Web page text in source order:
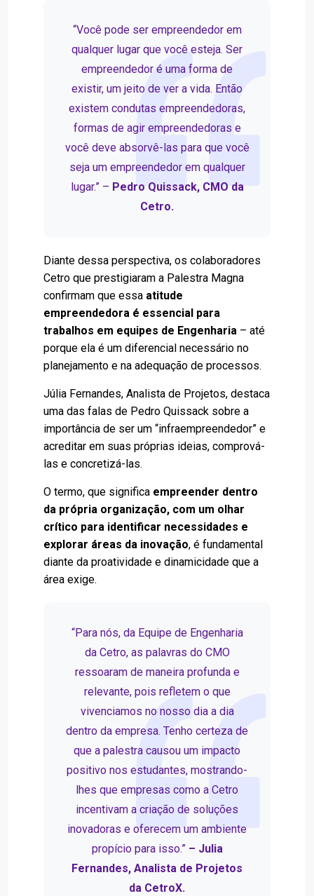
“Você pode ser empreendedor em
qualquer lugar que você esteja. Ser
empreendedor é uma forma de
existir, um jeito de ver a vida. Então
existem condutas empreendedoras,
formas de agir empreendedoras e
você deve absorvê-las para que você
seja um empreendedor em qualquer
lugar.” – Pedro Quissack, CMO da
Cetro.
Diante dessa perspectiva, os colaboradores
Cetro que prestigiaram a Palestra Magna
confirmam que essa atitude
empreendedora é essencial para
trabalhos em equipes de Engenharia – até
porque ela é um diferencial necessário no
planejamento e na adequação de processos.
Júlia Fernandes, Analista de Projetos, destaca
uma das falas de Pedro Quissack sobre a
importância de ser um “infraempreendedor” e
acreditar em suas próprias ideias, comprová-
las e concretizá-las.
O termo, que significa empreender dentro
da própria organização, com um olhar
crítico para identificar necessidades e
explorar áreas da inovação, é fundamental
diante da proatividade e dinamicidade que a
área exige.
“Para nós, da Equipe de Engenharia
da Cetro, as palavras do CMO
ressoaram de maneira profunda e
relevante, pois refletem o que
vivenciamos no nosso dia a dia
dentro da empresa. Tenho certeza de
que a palestra causou um impacto
positivo nos estudantes, mostrando-
lhes que empresas como a Cetro
incentivam a criação de soluções
inovadoras e oferecem um ambiente
propício para isso.” – Julia
Fernandes, Analista de Projetos
da CetroX.